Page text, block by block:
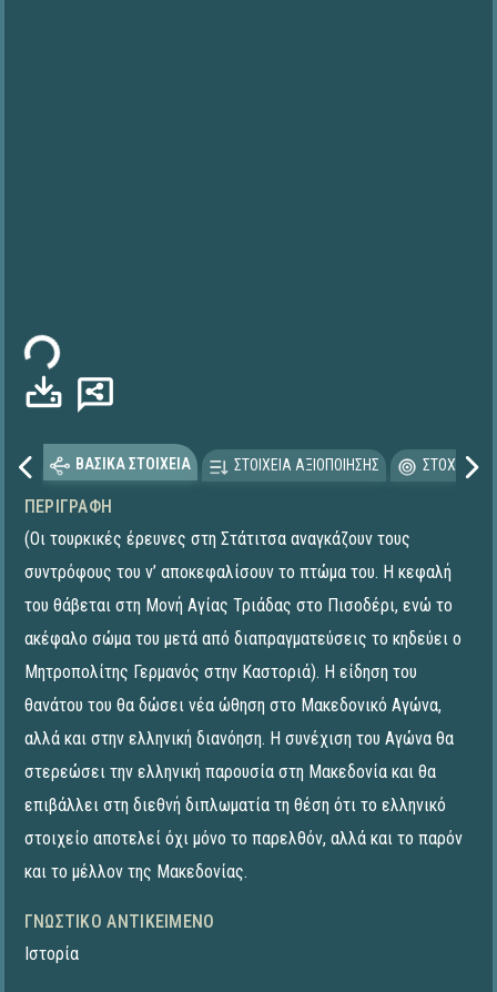
ΒΑΣΙΚΑ ΣΤΟΙΧΕΙΑ ΣΤΟΙΧΕΙΑ ΑΞΙΟΠΟΙΗΣΗΣ
ΠΕΡΙΓΡΑΦΉ
(Οι τουρκικές έρευνες στη Στάτιτσα αναγκάζουν τους
συντρόφους του ν’ αποκεφαλίσουν το πτώμα του. Η κεφαλή
του θάβεται στη Μονή Αγίας Τριάδας στο Πισοδέρι, ενώ το
ακέφαλο σώμα του μετά από διαπραγματεύσεις το κηδεύει ο
Μητροπολίτης Γερμανός στην Καστοριά). Η είδηση του
θανάτου του θα δώσει νέα ώθηση στο Μακεδονικό Αγώνα,
αλλά και στην ελληνική διανόηση. Η συνέχιση του Αγώνα θα
στερεώσει την ελληνική παρουσία στη Μακεδονία και θα
επιβάλλει στη διεθνή διπλωματία τη θέση ότι το ελληνικό
στοιχείο αποτελεί όχι μόνο το παρελθόν, αλλά και το παρόν
και το μέλλον της Μακεδονίας.
ΓΝΩΣΤΙΚΌ ΑΝΤΙΚΕΊΜΕΝΟ
Ιστορία